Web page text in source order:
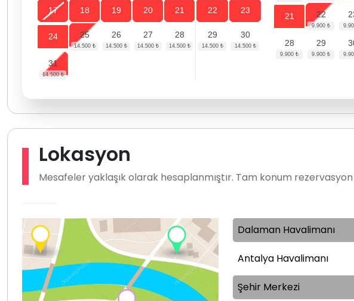
17 18 19 20 21 22 23
24 25 26 27 28 29 30
31
21 22
28 29
Lokasyon
Mesafeler yaklaşık olarak hesaplanmıştır. Tam konum
Dalaman Havalimanı
Antalya Havalimanı
Şehir Merkezi